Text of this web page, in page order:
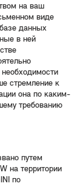
на ваш
виде
данных
в ней
стремление к
она по каким-
требованию
путем
на территории
по